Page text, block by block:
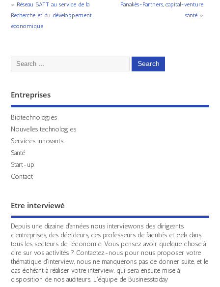
« Réseau SATT au service de la
Recherche et du développement
économique
Panakès-Partners, capital-venture
santé»
Entreprises
Biotechnologies
Nouvelles technologies
Services innovants
Santé
Start-up
Contact
Etre interviewé
Depuis une dizaine d'années nous interviewons des dirigeants
d'entreprises, des décideurs, des professeurs de facultés et cela dans
tous les secteurs de l'économie. Vous pensez avoir quelque chose à
dire sur vos activités ? Contactez-nous pour nous proposer votre
thématique d'interview, nous ne manquerons pas de donner suite, et le
cas échéant à réaliser votre interview, qui sera ensuite mise à
disposition de nos auditeurs. L'équipe de Businesstoday